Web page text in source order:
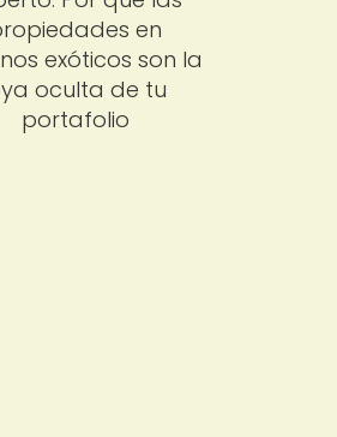
en
exóticos son la
oculta de tu
portafolio